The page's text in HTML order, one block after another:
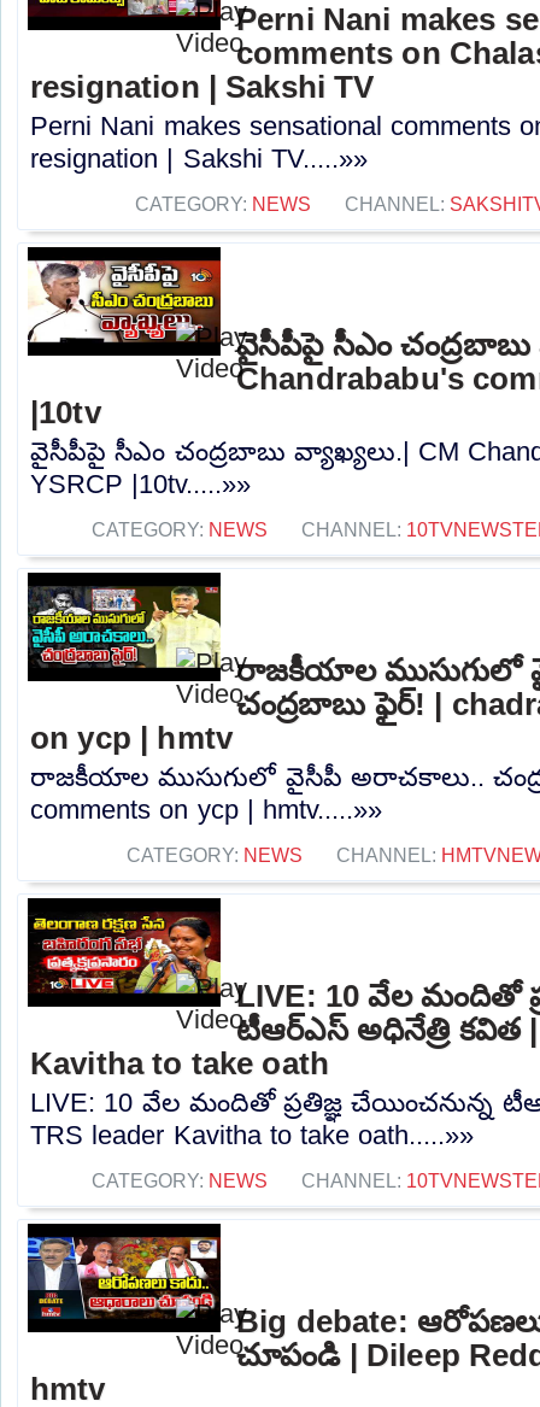
Perni Nani makes
comments on
resignation | Sakshi TV
Perni Nani makes sensational comments
resignation | Sakshi TV.....»»
CATEGORY: NEWS CHANNEL:
వైసీపీపై సీఎం చంద్రబాబు
Chandrababu's
|10tv
వైసీపీపై సీఎం చంద్రబాబు వ్యాఖ్యలు.| CM
YSRCP |10tv.....»»
CATEGORY: NEWS CHANNEL:
రాజకీయాల ముసుగులో
చంద్రబాబు ఫైర్! |
on ycp | hmtv
రాజకీయాల ముసుగులో వైసీపీ అరాచకాలు..
comments on ycp | hmtv.....»»
CATEGORY: NEWS CHANNEL:
LIVE: 10 వేల మందితో
టీఆర్‌ఎస్‌ అధినేత్రి కవిత |
Kavitha to take oath
LIVE: 10 వేల మందితో ప్రతిజ్ఞ చేయించనున్న
TRS leader Kavitha to take oath.....»»
CATEGORY: NEWS CHANNEL:
Big debate:
చూపండి | Dileep
hmtv